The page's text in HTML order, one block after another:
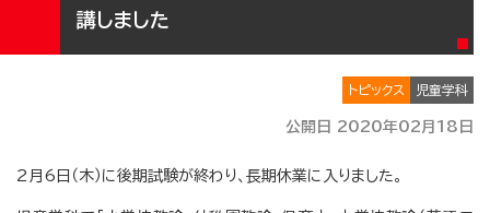
講しました
トピックス 児童学科
公開日 2020年02月18日
2月6日（木）に後期試験が終わり、長期休業に入りました。